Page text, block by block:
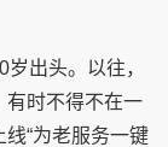
出头。以往，
有时不得不在一
“为老服务一键